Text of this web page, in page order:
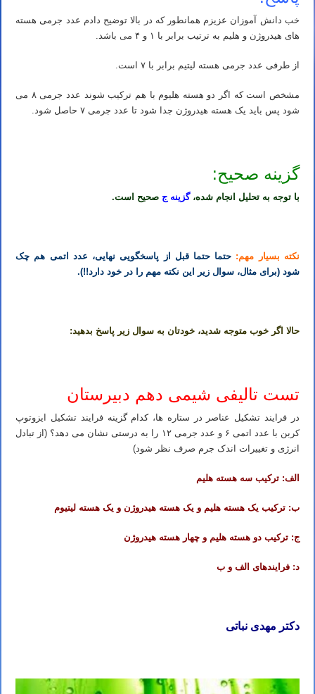
خب دانش آموزان عزیزم همانطور که در بالا توضیح دادم عدد جرمی هسته
های هیدروژن و هلیم به ترتیب برابر با ۱ و ۴ می باشد.
از طرفی عدد جرمی هسته لیتیم برابر با ۷ است.
مشخص است که اگر دو هسته هلیوم با هم ترکیب شوند عدد جرمی ۸ می
شود پس باید یک هسته هیدروژن جدا شود تا عدد جرمی ۷ حاصل شود.
گزینه صحیح:
با توجه به تحلیل انجام شده،گزینه ج صحیح است.
نکته بسیار مهم: حتما حتما قبل از پاسخگویی نهایی، عدد اتمی هم چک
شود (برای مثال، سوال زیر این نکته مهم را در خود دارد!!).
حالا اگر خوب متوجه شدید، خودتان به سوال زیر پاسخ بدهید:
تست تالیفی شیمی دهم دبیرستان
در فرایند تشکیل عناصر در ستاره ها، کدام گزینه فرایند تشکیل ایزوتوپ
کربن با عدد اتمی ۶ و عدد جرمی ۱۲ را به درستی نشان می دهد؟ (از تبادل
انرژی و تغییرات اندک جرم صرف نظر شود)
الف: ترکیب سه هسته هلیم
ب: ترکیب یک هسته هلیم و یک هسته هیدروژن و یک هسته لیتیوم
ج: ترکیب دو هسته هلیم و چهار هسته هیدروژن
د: فرایندهای الف و ب
دکتر مهدی نباتی